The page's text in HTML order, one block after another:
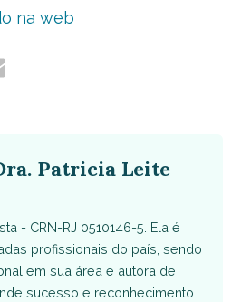
na web
Share
Patricia Leite
- CRN-RJ 0510146-5. Ela é
profissionais do país, sendo
em sua área e autora de
sucesso e reconhecimento.